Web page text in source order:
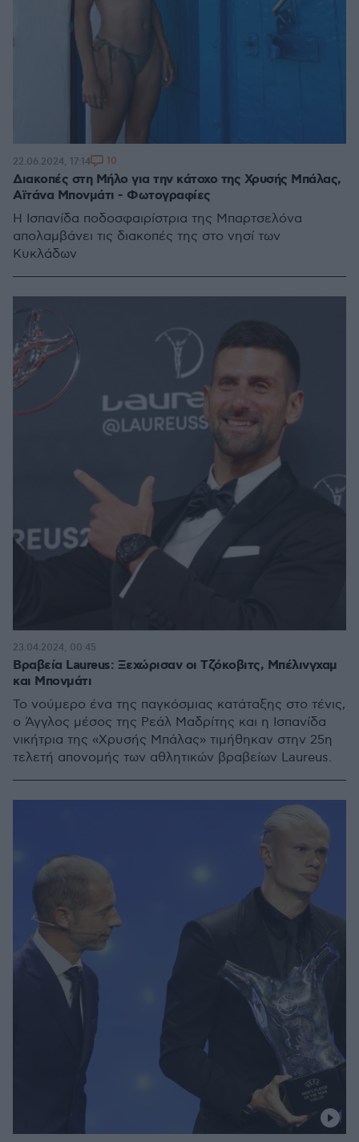
Διακοπές στη Μήλο για την κάτοχο της Χρυσής Μπάλας,
Αϊτάνα Μπονμάτι - Φωτογραφίες
Η Ισπανίδα ποδοσφαιρίστρια της Μπαρτσελόνα
απολαμβάνει τις διακοπές της στο νησί των
Κυκλάδων
22.06.2024, 17:14 10
Βραβεία Laureus: Ξεχώρισαν οι Τζόκοβιτς, Μπέλινγχαμ
και Μπονμάτι
Το νούμερο ένα της παγκόσμιας κατάταξης στο τένις,
ο Άγγλος μέσος της Ρεάλ Μαδρίτης και η Ισπανίδα
νικήτρια της «Χρυσής Μπάλας» τιμήθηκαν στην 25η
τελετή απονομής των αθλητικών βραβείων Laureus.
23.04.2024, 00:45